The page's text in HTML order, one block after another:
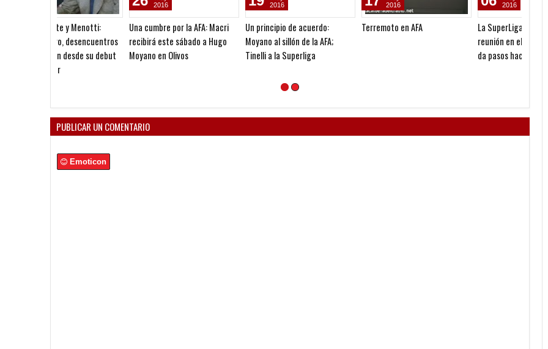
La SuperLiga tuvo su primera
reunión en el predio de Ezeiza y
da pasos hacia su concreción
2016
Causa Fútbol Para Todos:
secuestraron más de 2 millones
de dólares que la AFA giró a
Razzia impositiva: el fisco
italiano investiga a ocho
futbolistas argentinos
Igualó el peor arranque de la
y
PUBLICAR UN COMENTARIO
Emoticon